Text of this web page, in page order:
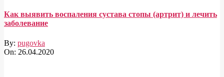
Как выявить воспаления сустава стопы (артрит) и лечить
заболевание
By: pugovka
On: 26.04.2020